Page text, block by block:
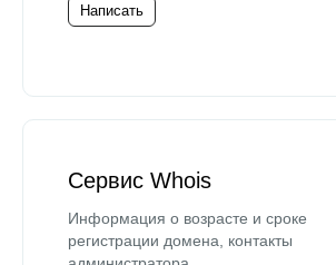
Написать
Сервис Whois
Информация о возрасте и сроке
регистрации домена, контакты